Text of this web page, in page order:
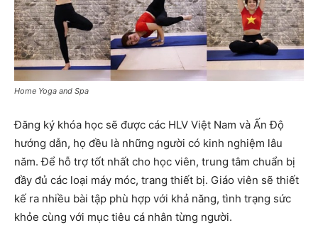
Home Yoga and Spa
Đăng ký khóa học sẽ được các HLV Việt Nam và Ấn Độ
hướng dẫn, họ đều là những người có kinh nghiệm lâu
năm. Để hỗ trợ tốt nhất cho học viên, trung tâm chuẩn bị
đầy đủ các loại máy móc, trang thiết bị. Giáo viên sẽ thiết
kế ra nhiều bài tập phù hợp với khả năng, tình trạng sức
khỏe cùng với mục tiêu cá nhân từng người.